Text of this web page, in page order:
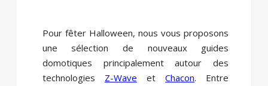
Pour fêter Halloween, nous vous proposons
une sélection de nouveaux guides
domotiques principalement autour des
technologies Z-Wave etChacon. Entre